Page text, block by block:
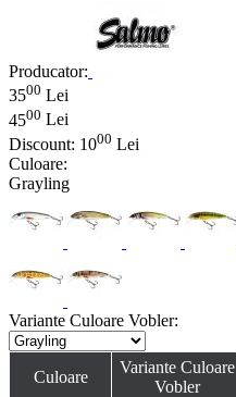
Producator:
3500 Lei
4500 Lei
Discount: 1000 Lei
Culoare:
Grayling
Variante Culoare Vobler:
Culoare
Variante Culoare
Vobler